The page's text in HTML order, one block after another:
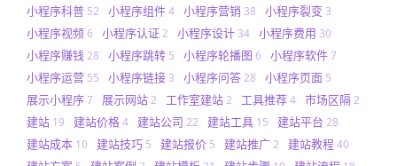
小程序科普 52 小程序组件4 小程序营销 38 小程序裂变 3
小程序视频6 小程序认证2 小程序设计 34 小程序费用 30
小程序赚钱28 小程序跳转 5 小程序轮播图 6 小程序软件7
小程序运营 55 小程序链接 3 小程序问答28 小程序页面 5
展示小程序7 展示网站2 工作室建站2 工具推荐4 市场区隔2
建站 19 建站价格4 建站公司 22 建站工具 15 建站平台 28
建站成本 10 建站技巧 5 建站报价 5 建站推广2 建站教程40